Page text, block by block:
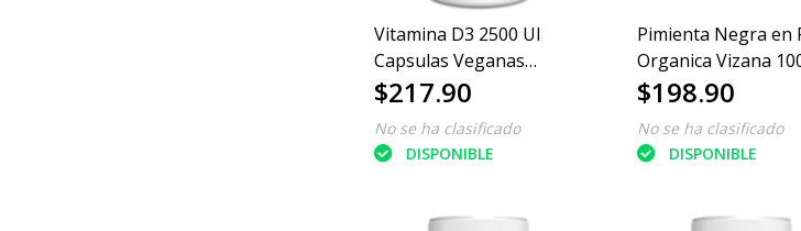
Vitamina D3 2500 UI
Capsulas Veganas
90/370 mg
$217.90
No se ha clasificado
DISPONIBLE
Pimienta Negra en
Organica Vizana
$198.90
No se ha clasificado
DISPONIBLE